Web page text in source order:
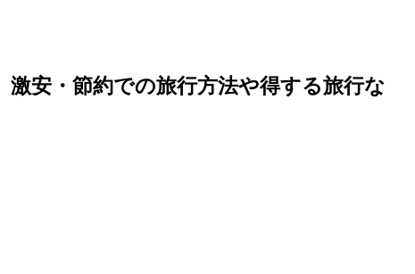
安・節約での旅行方法や得する旅行な